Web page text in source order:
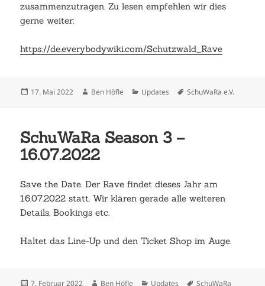
zusammenzutragen. Zu lesen empfehlen wir dies
gerne weiter:
https://de.everybodywiki.com/Schutzwald_Rave
Veröffentlicht
17. Mai 2022 Autor
Ben Höfle Kategorien
Updates Schlagwörter
SchuWaRa e.V.
SchuWaRa Season 3 –
16.07.2022
Save the Date. Der Rave findet dieses Jahr am
16.07.2022 statt. Wir klären gerade alle weiteren
Details, Bookings etc.
Haltet das Line-Up und den Ticket Shop im Auge.
Veröffentlicht
7. Februar 2022 Autor
Ben Höfle Kategorien
Updates Schlagwörter
SchuWaRa